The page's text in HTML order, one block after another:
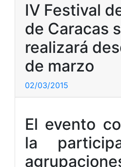
IV Festival
de Caracas
realizará
de marzo
02/03/2015
El evento
la